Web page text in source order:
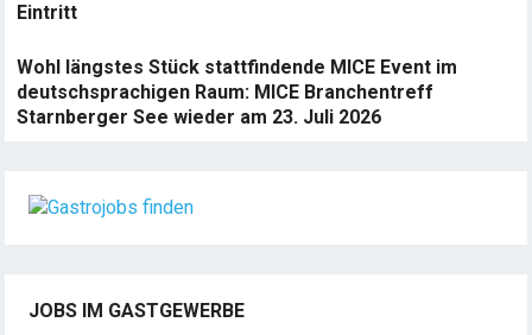
Eintritt
Wohl längstes Stück stattfindende MICE Event im
deutschsprachigen Raum: MICE Branchentreff
Starnberger See wieder am 23. Juli 2026
JOBS IM GASTGEWERBE